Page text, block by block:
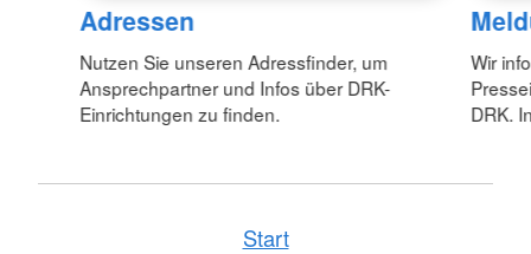
Adressen
Nutzen Sie unseren Adressfinder, um
Ansprechpartner und Infos über DRK-
Einrichtungen zu finden.
Wir
DRK.
Start